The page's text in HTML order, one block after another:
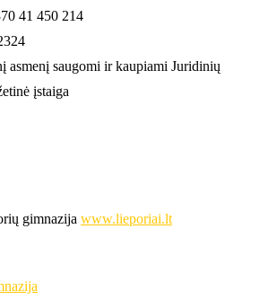
41 450 214
asmenį saugomi ir kaupiami Juridinių
įstaiga
gimnazija www.lieporiai.lt